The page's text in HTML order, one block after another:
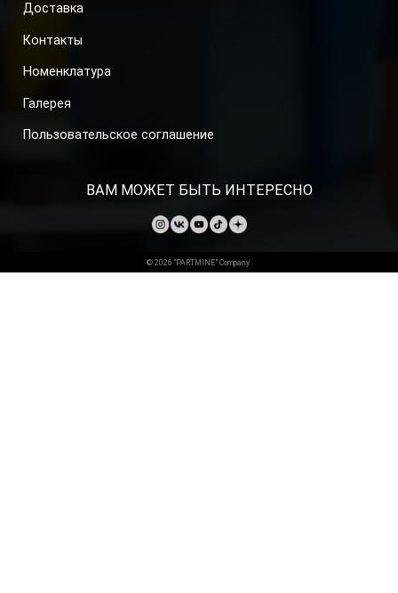
Доставка
Контакты
Номенклатура
Галерея
Пользовательское соглашение
ВАМ МОЖЕТ БЫТЬ ИНТЕРЕСНО
© 2026 “PARTMINE” Company.